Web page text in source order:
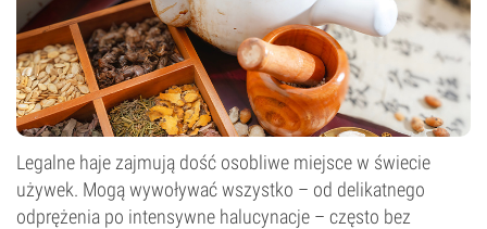
Legalne haje zajmują dość osobliwe miejsce w świecie
używek. Mogą wywoływać wszystko – od delikatnego
odprężenia po intensywne halucynacje – często bez